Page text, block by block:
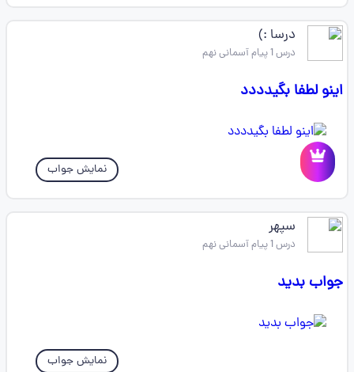
درسا :)
درس 1 پیام آسمانی نهم
اینو لطفا بگیدددد
نمایش جواب
سپهر
درس 1 پیام آسمانی نهم
جواب بدید
نمایش جواب